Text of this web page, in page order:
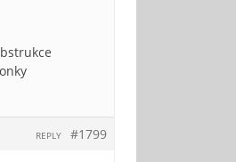
#1799
REPLY